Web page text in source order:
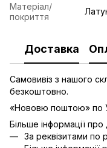
Матеріал/
покриття
Доставка
Самовивіз з нашого
безкоштовно.
«Нововю поштою» по
Більше інформації
За реквізитами по